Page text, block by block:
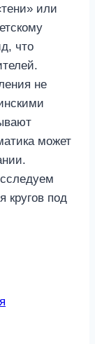
или
что
не
может
кругов под